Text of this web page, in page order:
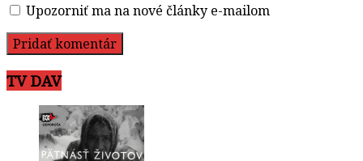
Upozorniť ma na nové články e-mailom
TV DAV